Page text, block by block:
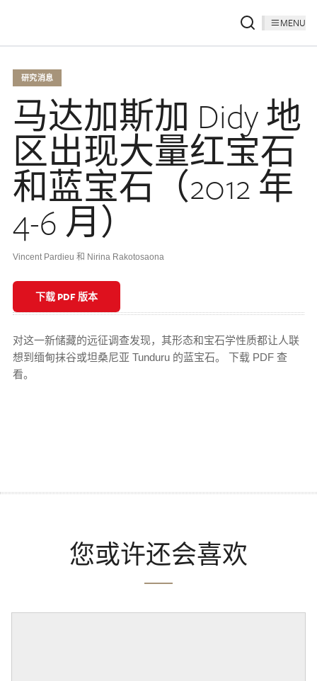
MENU
研究消息
马达加斯加 Didy 地
区出现大量红宝石
和蓝宝石（2012 年
4-6 月）
Vincent Pardieu 和 Nirina Rakotosaona
下载 PDF 版本
对这一新储藏的远征调查发现，其形态和宝石学性质都让人联
想到缅甸抹谷或坦桑尼亚 Tunduru 的蓝宝石。 下载 PDF 查
看。
您或许还会喜欢